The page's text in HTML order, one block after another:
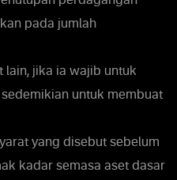
pada jumlah
lain, jika ia wajib untuk
untuk membuat
yang disebut sebelum
kadar semasa aset dasar